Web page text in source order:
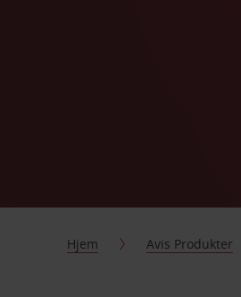
Hjem Avis Produkter